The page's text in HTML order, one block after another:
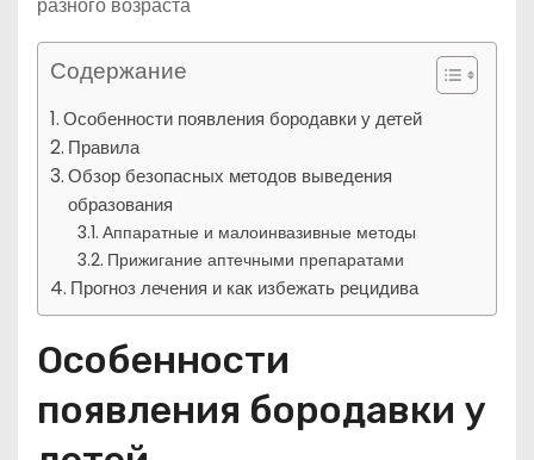
Содержание
Особенности появления бородавки у детей
Правила
Обзор безопасных методов выведения
образования
Аппаратные и малоинвазивные методы
Прижигание аптечными препаратами
Прогноз лечения и как избежать рецидива
Особенности
появления бородавки у